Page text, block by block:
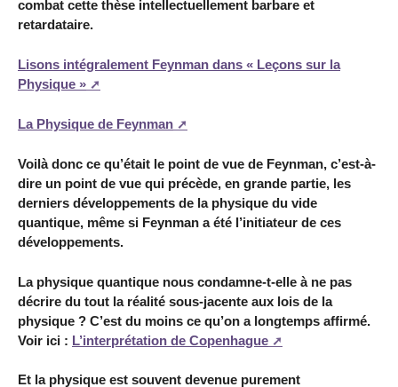
combat cette thèse intellectuellement barbare et
retardataire.
Lisons intégralement Feynman dans « Leçons sur la
Physique »
La Physique de Feynman
Voilà donc ce qu’était le point de vue de Feynman, c’est-à-
dire un point de vue qui précède, en grande partie, les
derniers développements de la physique du vide
quantique, même si Feynman a été l’initiateur de ces
développements.
La physique quantique nous condamne-t-elle à ne pas
décrire du tout la réalité sous-jacente aux lois de la
physique ? C’est du moins ce qu’on a longtemps affirmé.
Voir ici : L’interprétation de Copenhague
Et la physique est souvent devenue purement